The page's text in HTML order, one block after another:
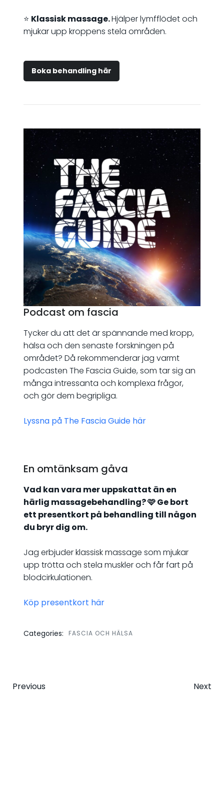
⭐️ Klassisk massage.Hjälper lymfflödet och
mjukar upp kroppens stela områden.
Boka behandling här
Podcast om fascia
Tycker du att det är spännande med kropp,
hälsa och den senaste forskningen på
området? Då rekommenderar jag varmt
podcasten The Fascia Guide, som tar sig an
många intressanta och komplexa frågor,
och gör dem begripliga.
Lyssna på The Fascia Guide här
En omtänksam gåva
Vad kan vara mer uppskattat än en
härlig massagebehandling? 🩷 Ge bort
ett presentkort på behandling till någon
du bryr dig om.
Jag erbjuder klassisk massage som mjukar
upp trötta och stela muskler och får fart på
blodcirkulationen.
Köp presentkort här
Categories: FASCIA OCH HÄLSA
Post
Previous Next